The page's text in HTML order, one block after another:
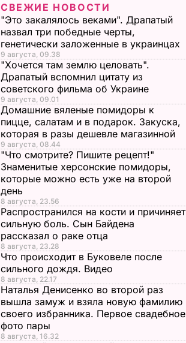
СВЕЖИЕ НОВОСТИ
"Это закалялось веками". Драпатый
назвал три победные черты,
генетически заложенные в украинцах
9 августа, 09.38
"Хочется там землю целовать".
Драпатый вспомнил цитату из
советского фильма об Украине
9 августа, 09.01
Домашние вяленые помидоры к
пицце, салатам и в подарок. Закуска,
которая в разы дешевле магазинной
9 августа, 08.44
"Что смотрите? Пишите рецепт!"
Знаменитые херсонские помидоры,
которые можно есть уже на второй
день
8 августа, 23.56
Распространился на кости и причиняет
сильную боль. Сын Байдена
рассказал о раке отца
8 августа, 23.28
Что происходит в Буковеле после
сильного дождя. Видео
8 августа, 22.17
Наталья Денисенко во второй раз
вышла замуж и взяла новую фамилию
своего избранника. Первое свадебное
фото пары
8 августа, 16.32